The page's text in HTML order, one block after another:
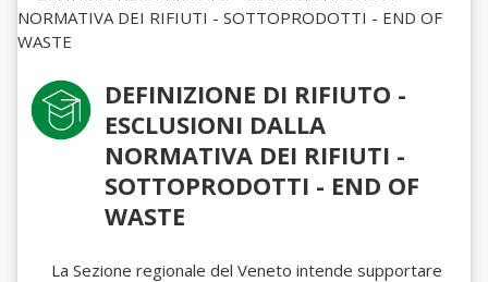
DEFINIZIONE DI RIFIUTO -
ESCLUSIONI DALLA
NORMATIVA DEI RIFIUTI -
SOTTOPRODOTTI - END OF
WASTE
La Sezione regionale del Veneto intende supportare